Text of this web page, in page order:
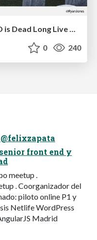
0 240
front end y
meetup .
. Coorganizador del
piloto online P1 y
Netlife WordPress
Madrid